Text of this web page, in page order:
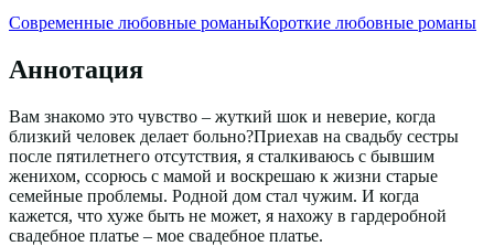
Современные любовные романыКороткие любовные романы
Аннотация
Вам знакомо это чувство – жуткий шок и неверие, когда
близкий человек делает больно?Приехав на свадьбу сестры
после пятилетнего отсутствия, я сталкиваюсь с бывшим
женихом, ссорюсь с мамой и воскрешаю к жизни старые
семейные проблемы. Родной дом стал чужим. И когда
кажется, что хуже быть не может, я нахожу в гардеробной
свадебное платье – мое свадебное платье.